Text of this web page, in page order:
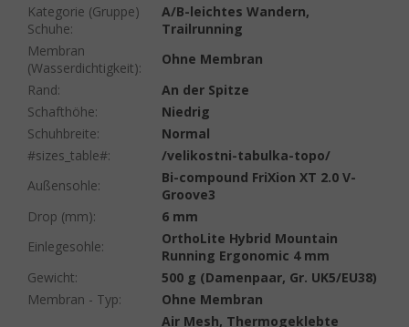
Kategorie (Gruppe)
Schuhe:
A/B-leichtes Wandern,
Trailrunning
Membran
(Wasserdichtigkeit):
Ohne Membran
Rand:
An der Spitze
Schafthöhe:
Niedrig
Schuhbreite:
Normal
#sizes_table#:
/velikostni-tabulka-topo/
Außensohle:
Bi-compound FriXion XT 2.0 V-
Groove3
Drop (mm):
6 mm
Einlegesohle:
OrthoLite Hybrid Mountain
Running Ergonomic 4 mm
Gewicht:
500 g (Damenpaar, Gr. UK5/EU38)
Membran - Typ:
Ohne Membran
Air Mesh, Thermogeklebte